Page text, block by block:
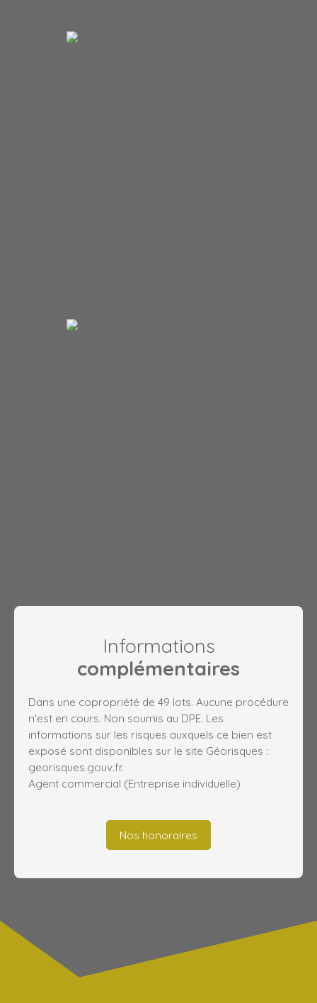
Informations
complémentaires
Dans une copropriété de 49 lots. Aucune procédure
n'est en cours. Non soumis au DPE. Les
informations sur les risques auxquels ce bien est
exposé sont disponibles sur le site Géorisques :
georisques.gouv.fr.
Agent commercial (Entreprise individuelle)
Nos honoraires